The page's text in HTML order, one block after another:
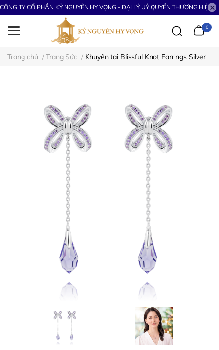
CÔNG TY CỔ PHẦN KỶ NGUYÊN HY VỌNG - ĐẠI LÝ UỶ QUYỀN THƯƠNG HIỆU
0
Trang chủ / Trang Sức / Khuyên tai Blissful Knot Earrings Silver